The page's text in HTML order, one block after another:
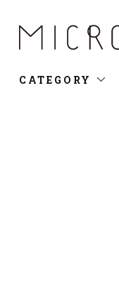
CATEGORY